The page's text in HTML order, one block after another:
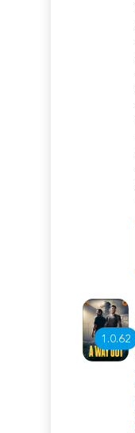
1.0.62